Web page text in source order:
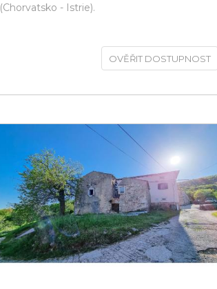
(Chorvatsko - Istrie).
OVĚŘIT DOSTUPNOST